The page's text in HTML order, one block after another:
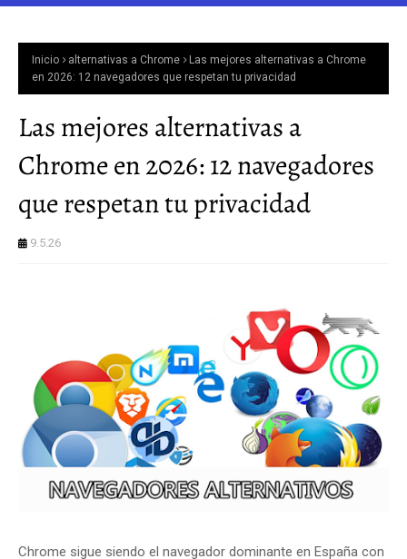
Inicio alternativas a Chrome
Las mejores alternativas a Chrome
en 2026: 12 navegadores que respetan tu privacidad
Las mejores alternativas a
Chrome en 2026: 12 navegadores
que respetan tu privacidad
9.5.26
Chrome sigue siendo el navegador dominante en España con